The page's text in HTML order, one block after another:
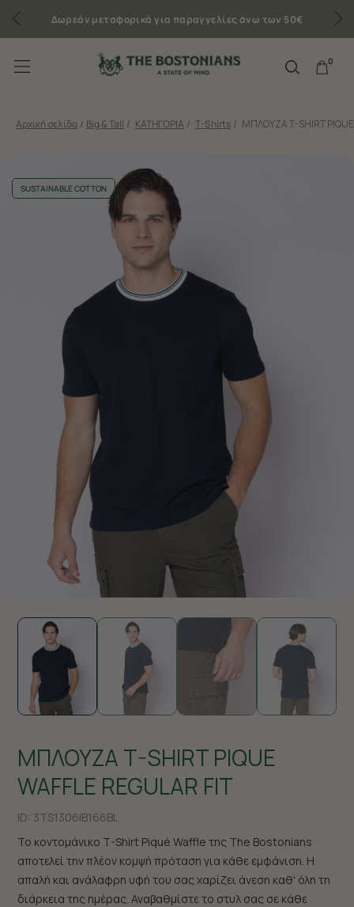
Δωρεάν μεταφορικά για παραγγελίες άνω των 50€
0
Αρχική σελίδα / Big & Tall / ΚΑΤΗΓΟΡΙΑ / T-Shirts / ΜΠΛΟΥΖΑ T-SHIRT PIQUE
SUSTAINABLE COTTON
ΜΠΛΟΥΖΑ T-SHIRT PIQUE
WAFFLE REGULAR FIT
ID: 3TS1306|B166BL
Το κοντομάνικο T-Shirt Piqué Waffle της The Bostonians
αποτελεί την πλέον κομψή πρόταση για κάθε εμφάνιση. Η
απαλή και ανάλαφρη υφή του σας χαρίζει άνεση καθ' όλη τη
διάρκεια της ημέρας. Αναβαθμίστε το στυλ σας σε κάθε